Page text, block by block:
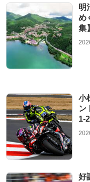
明
め
集】
小
ン
1-
好